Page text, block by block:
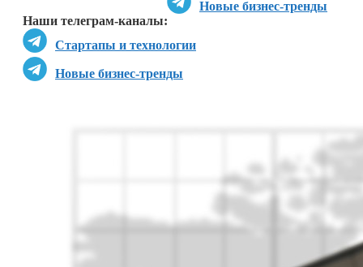
Новые бизнес-тренды
Наши телеграм-каналы:
Стартапы и технологии
Новые бизнес-тренды